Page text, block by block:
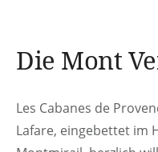
Die Mont
Les Cabanes de
Lafare, eingebettet im